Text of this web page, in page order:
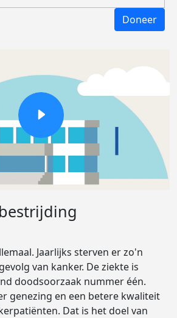
Doneer
Jaarlijks sterven er zo'n
van kanker. De ziekte is
doodsoorzaak nummer één.
genezing en een betere kwaliteit
Dat is het doel van